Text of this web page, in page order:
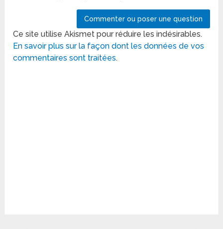
Ce site utilise Akismet pour réduire les indésirables.
En savoir plus sur la façon dont les données de vos
commentaires sont traitées.